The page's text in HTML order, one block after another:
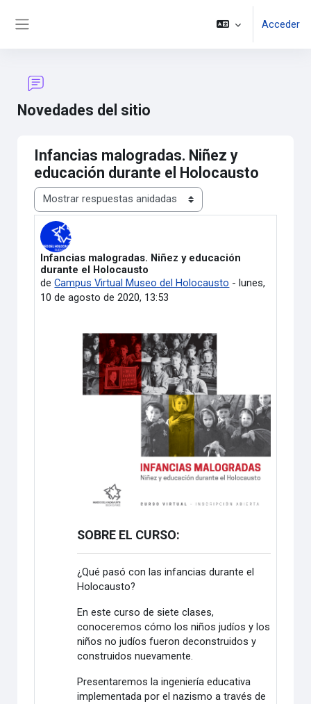
Acceder
Novedades del sitio
Infancias malogradas. Niñez y
educación durante el Holocausto
Mostrar modo
Infancias malogradas. Niñez y educación
durante el Holocausto
deCampus Virtual Museo del Holocausto -lunes,
10 de agosto de 2020, 13:53
Número de respuestas: 0
SOBRE EL CURSO:
¿Qué pasó con las infancias durante el
Holocausto?
En este curso de siete clases,
conoceremos cómo los niños judíos y los
niños no judíos fueron deconstruidos y
construidos nuevamente.
Presentaremos la ingeniería educativa
implementada por el nazismo a través de